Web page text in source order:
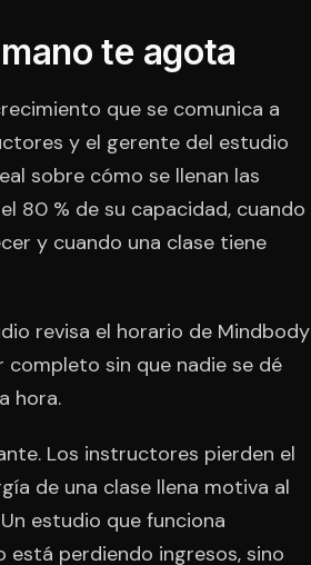
te agota
que se comunica a
y el gerente del estudio
sobre cómo se llenan las
80 % de su capacidad, cuando
y cuando una clase tiene
revisa el horario de Mindbody
completo sin que nadie se dé
hora.
Los instructores pierden el
de una clase llena motiva al
estudio que funciona
perdiendo ingresos, sino